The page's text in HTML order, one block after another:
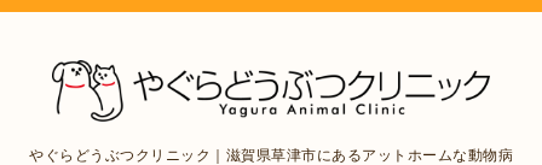
やぐらどうぶつクリニック｜滋賀県草津市にあるアットホームな動物病